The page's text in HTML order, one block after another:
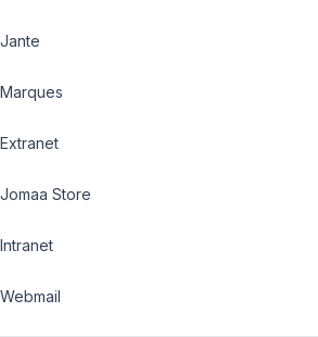
Jante
Marques
Extranet
Jomaa Store
Intranet
Webmail